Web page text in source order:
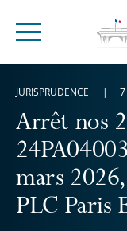
Menu
Arrêt nos
mars
PLC Paris
JURISPRUDENCE